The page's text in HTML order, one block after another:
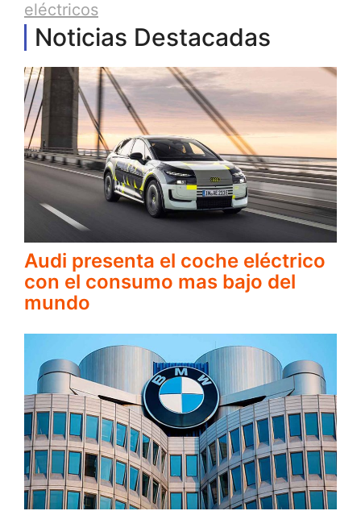
eléctricos
Noticias Destacadas
Audi presenta el coche eléctrico
con el consumo mas bajo del
mundo